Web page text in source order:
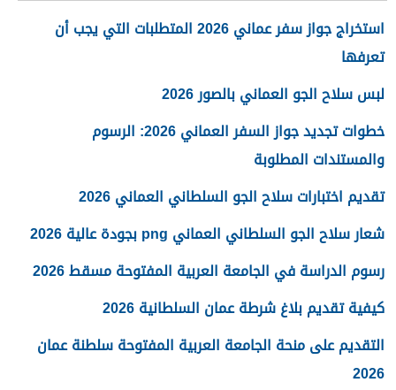
استخراج جواز سفر عماني 2026 المتطلبات التي يجب أن
تعرفها
لبس سلاح الجو العماني بالصور 2026
خطوات تجديد جواز السفر العماني 2026: الرسوم
والمستندات المطلوبة
تقديم اختبارات سلاح الجو السلطاني العماني 2026
شعار سلاح الجو السلطاني العماني png بجودة عالية 2026
رسوم الدراسة في الجامعة العربية المفتوحة مسقط 2026
كيفية تقديم بلاغ شرطة عمان السلطانية 2026
التقديم على منحة الجامعة العربية المفتوحة سلطنة عمان
2026